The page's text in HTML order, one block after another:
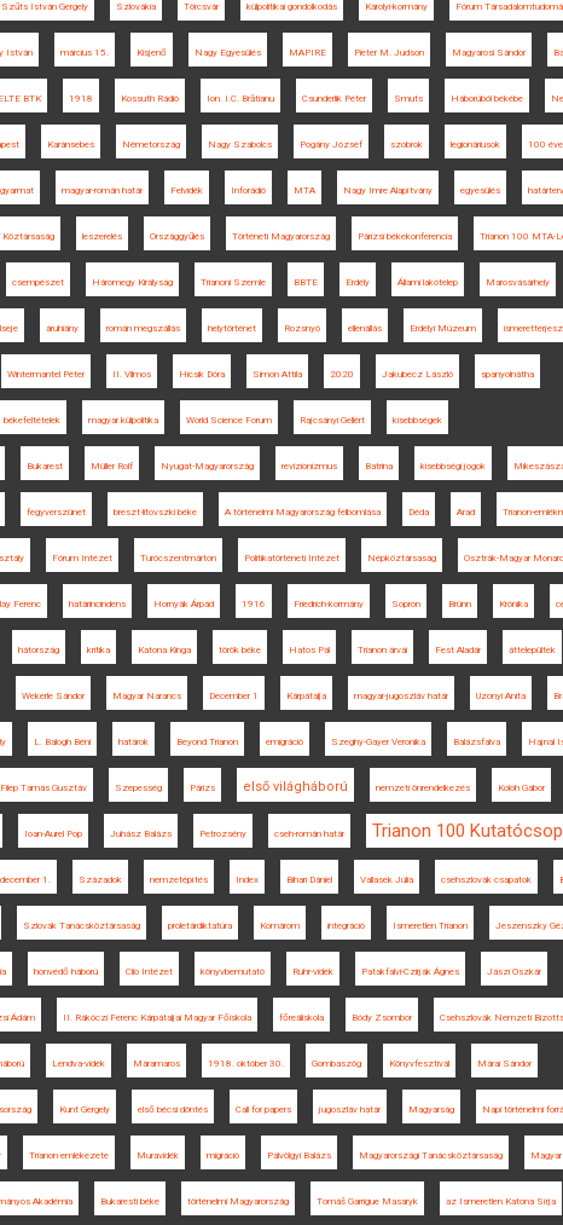
Szűts István Gergely Szlovákia Törcsvár külpolitikai gondolkodás Károlyi-kormány Fórum
István március 15. Kisjenő Nagy Egyesülés MAPIRE Pieter M. Judson Magyarosi Sándor
ELTE BTK 1918 Kossuth Rádió Ion. I.C. Brătianu Csunderlik Péter Smuts Háborúból békébe
Karánsebes Németország Nagy Szabolcs Pogány József szobrok legionáriusok 100
magyar-román határ Felvidék Inforádió MTA Nagy Imre Alapítvány egyesülés
Köztársaság leszerelés Országgyűlés Történeti Magyarország Párizsi békekonferencia Trianon 100 MTA-
csempészet Háromegy Királyság Trianoni Szemle BBTE Erdély Állami lakótelep Marosvásárhely
áruhiány román megszállás helytörténet Rozsnyó ellenállás Erdélyi Múzeum
Wintermantel Péter II. Vilmos Hicsik Dóra Simon Attila 2020 Jakubecz László spanyolnátha
békefeltételek magyar külpolitika World Science Forum Rajcsányi Gellért kisebbségek
Bukarest Müller Rolf Nyugat-Magyarország revizionizmus Batrina kisebbségi jogok
fegyverszünet breszt-litovszki béke A történelmi Magyarország felbomlása Déda Arad Trianon-
Fórum Intézet Turócszentmárton Politikatörténeti Intézet Népköztársaság Osztrák-Magyar
Ferenc határincindens Hornyák Árpád 1916 Friedrich-kormány Sopron Brünn Krónika
hátország kritika Katona Kinga török béke Hatos Pál Trianon árvái Fest Aladár áttelepültek
Wekerle Sándor Magyar Narancs December 1 Kárpátalja magyar-jugoszláv határ Uzonyi Anita
L. Balogh Béni határok Beyond Trianon emigráció Szeghy-Gayer Veronika Balázsfalva Hajnal
Filep Tamás Gusztáv Szepesség Párizs első világháború nemzeti önrendelkezés Koloh Gábor
Ioan-Aurel Pop Juhász Balázs Petrozsény cseh-román határ Trianon 100
1. Századok nemzetépítés Index Bihari Dániel Vallasek Júlia csehszlovák csapatok
Szlovák Tanácsköztársaság proletárdiktatúra Komárom integráció Ismeretlen Trianon Jeszenszky
honvédő háború Clio Intézet könyvbemutató Ruhr-vidék Patakfalvi-Czirják Ágnes Jászi Oszkár
Ádám II. Rákóczi Ferenc Kárpátaljai Magyar Főiskola főreáliskola Bódy Zsombor Csehszlovák Nemzeti
Lendva-vidék Máramaros 1918. október 30. Gombaszög Könyvfesztivál Márai Sándor
Kunt Gergely első bécsi döntés Call for papers jugoszláv határ Magyarság Napi történelmi
Trianon emlékezete Muravidék migráció Pálvölgyi Balázs Magyarországi Tanácsköztársaság
Akadémia Bukaresti béke történelmi Magyarország Tomáš Garrigue Masaryk az Ismeretlen Katona Sírja